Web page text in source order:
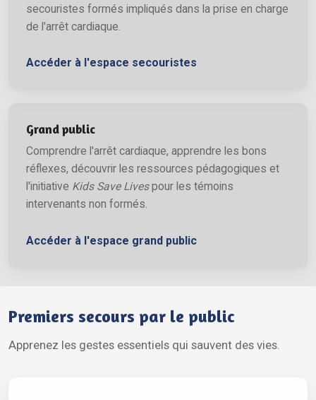
secouristes formés impliqués dans la prise en charge
de l'arrêt cardiaque.
Accéder à l'espace secouristes
Grand public
Comprendre l'arrêt cardiaque, apprendre les bons
réflexes, découvrir les ressources pédagogiques et
l'initiative Kids Save Livespour les témoins
intervenants non formés.
Accéder à l'espace grand public
Premiers secours par le public
Apprenez les gestes essentiels qui sauvent des vies.